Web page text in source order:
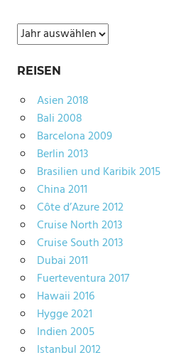
Archiv
REISEN
Asien 2018
Bali 2008
Barcelona 2009
Berlin 2013
Brasilien und Karibik 2015
China 2011
Côte d’Azure 2012
Cruise North 2013
Cruise South 2013
Dubai 2011
Fuerteventura 2017
Hawaii 2016
Hygge 2021
Indien 2005
Istanbul 2012